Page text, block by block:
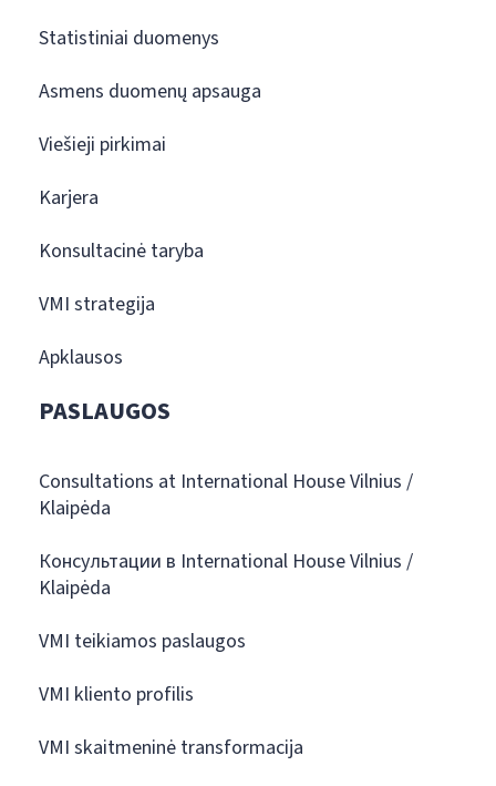
Statistiniai duomenys
Asmens duomenų apsauga
Viešieji pirkimai
Karjera
Konsultacinė taryba
VMI strategija
Apklausos
PASLAUGOS
Consultations at International House Vilnius /
Klaipėda
Консультации в International House Vilnius /
Klaipėda
VMI teikiamos paslaugos
VMI kliento profilis
VMI skaitmeninė transformacija